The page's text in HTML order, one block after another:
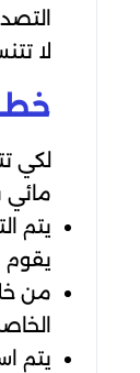
لا
لكي
مائي
يتم
يقوم
من
يتم